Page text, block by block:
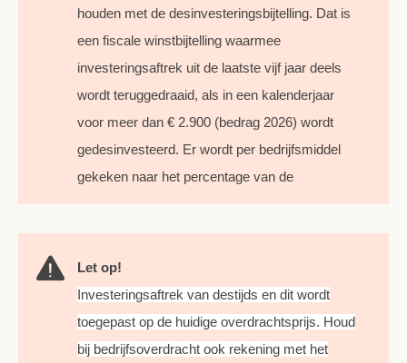
houden met de desinvesteringsbijtelling. Dat is
een fiscale winstbijtelling waarmee
investeringsaftrek uit de laatste vijf jaar deels
wordt teruggedraaid, als in een kalenderjaar
voor meer dan € 2.900 (bedrag 2026) wordt
gedesinvesteerd. Er wordt per bedrijfsmiddel
gekeken naar het percentage van de
Let op!
Investeringsaftrek van destijds en dit wordt
toegepast op de huidige overdrachtsprijs. Houd
bij bedrijfsoverdracht ook rekening met het